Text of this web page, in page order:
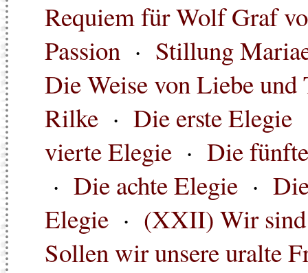
Requiem für Wolf Graf
Passion · Stillung
Die Weise von Liebe und
Rilke · Die erste Elegie
vierte Elegie · Die
· Die achte Elegie ·
Elegie · (XXII) Wir sind
Sollen wir unsere uralte